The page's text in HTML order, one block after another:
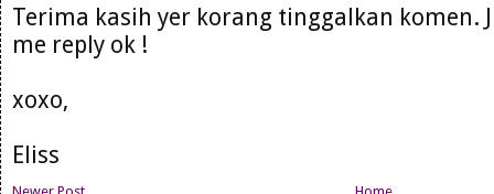
Terima kasih yer korang tinggalkan komen.
me reply ok !
xoxo,
Eliss